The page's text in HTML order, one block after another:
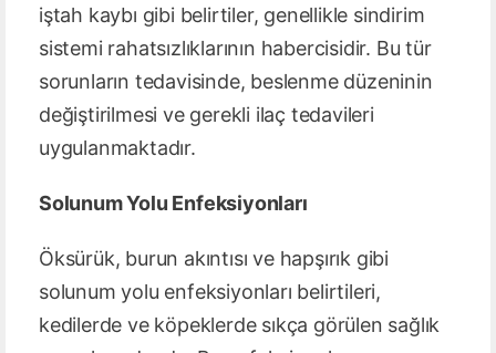
iştah kaybı gibi belirtiler, genellikle sindirim
sistemi rahatsızlıklarının habercisidir. Bu tür
sorunların tedavisinde, beslenme düzeninin
değiştirilmesi ve gerekli ilaç tedavileri
uygulanmaktadır.
Solunum Yolu Enfeksiyonları
Öksürük, burun akıntısı ve hapşırık gibi
solunum yolu enfeksiyonları belirtileri,
kedilerde ve köpeklerde sıkça görülen sağlık